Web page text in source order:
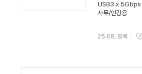
USB3.x 5Gbps
사무/인강용
25.08. 등록